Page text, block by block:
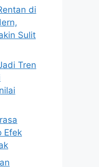
di
Sulit
Tren
Efek